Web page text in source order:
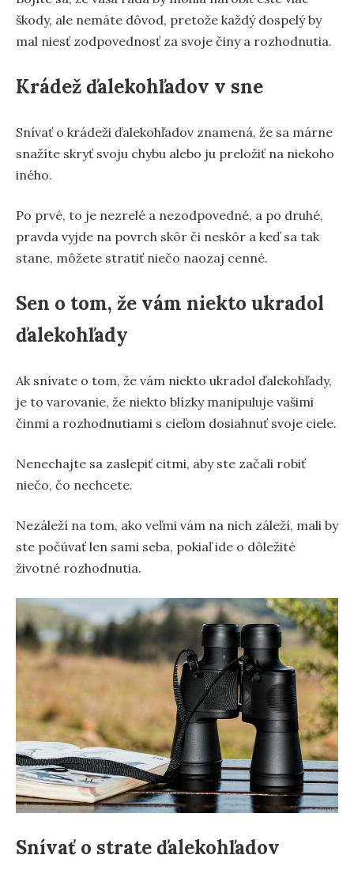
škody, ale nemáte dôvod, pretože každý dospelý by
mal niesť zodpovednosť za svoje činy a rozhodnutia.
Krádež ďalekohľadov v sne
Snívať o krádeži ďalekohľadov znamená, že sa márne
snažíte skryť svoju chybu alebo ju preložiť na niekoho
iného.
Po prvé, to je nezrelé a nezodpovedné, a po druhé,
pravda vyjde na povrch skôr či neskôr a keď sa tak
stane, môžete stratiť niečo naozaj cenné.
Sen o tom, že vám niekto ukradol
ďalekohľady
Ak snívate o tom, že vám niekto ukradol ďalekohľady,
je to varovanie, že niekto blízky manipuluje vašimi
činmi a rozhodnutiami s cieľom dosiahnuť svoje ciele.
Nenechajte sa zaslepiť citmi, aby ste začali robiť
niečo, čo nechcete.
Nezáleží na tom, ako veľmi vám na nich záleží, mali by
ste počúvať len sami seba, pokiaľ ide o dôležité
životné rozhodnutia.
Snívať o strate ďalekohľadov